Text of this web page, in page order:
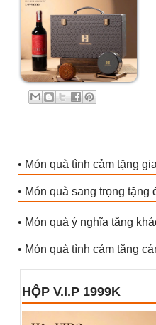
• Món quà tình cảm tặng
• Món quà sang trọng tặng
• Món quà ý nghĩa tặng
• Món quà tình cảm tặng
HỘP V.I.P 1999K